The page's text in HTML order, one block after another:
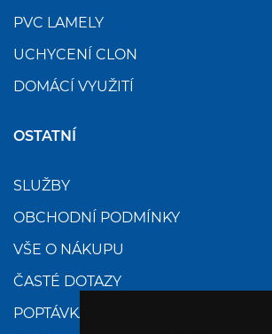
PVC LAMELY
UCHYCENÍ CLON
DOMÁCÍ VYUŽITÍ
OSTATNÍ
SLUŽBY
OBCHODNÍ PODMÍNKY
VŠE O NÁKUPU
ČASTÉ DOTAZY
POPTÁVKA